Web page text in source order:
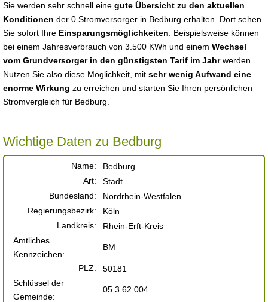
Sie werden sehr schnell eine gute Übersicht zu den aktuellen
Konditionen der 0 Stromversorger in Bedburg erhalten. Dort sehen
Sie sofort Ihre Einsparungsmöglichkeiten . Beispielsweise können
bei einem Jahresverbrauch von 3.500 KWh und einem Wechsel
vom Grundversorger in den günstigsten Tarif im Jahrwerden.
Nutzen Sie also diese Möglichkeit, mit sehr wenig Aufwand eine
enorme Wirkung zu erreichen und starten Sie Ihren persönlichen
Stromvergleich für Bedburg.
Wichtige Daten zu Bedburg
Name:
Bedburg
Art:
Stadt
Bundesland:
Nordrhein-Westfalen
Regierungsbezirk:
Köln
Landkreis:
Rhein-Erft-Kreis
Amtliches
Kennzeichen:
BM
PLZ:
50181
Schlüssel der
Gemeinde:
05 3 62 004